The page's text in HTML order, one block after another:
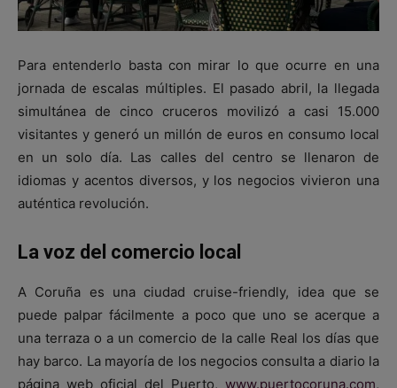
Para entenderlo basta con mirar lo que ocurre en una
jornada de escalas múltiples. El pasado abril, la llegada
simultánea de cinco cruceros movilizó a casi 15.000
visitantes y generó un millón de euros en consumo local
en un solo día. Las calles del centro se llenaron de
idiomas y acentos diversos, y los negocios vivieron una
auténtica revolución.
La voz del comercio local
A Coruña es una ciudad cruise-friendly, idea que se
puede palpar fácilmente a poco que uno se acerque a
una terraza o a un comercio de la calle Real los días que
hay barco. La mayoría de los negocios consulta a diario la
página web oficial del Puerto, www.puertocoruna.com,